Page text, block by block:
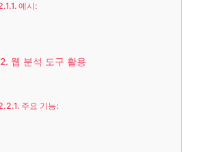
예시:
2. 웹 분석 도구 활용
주요 기능: